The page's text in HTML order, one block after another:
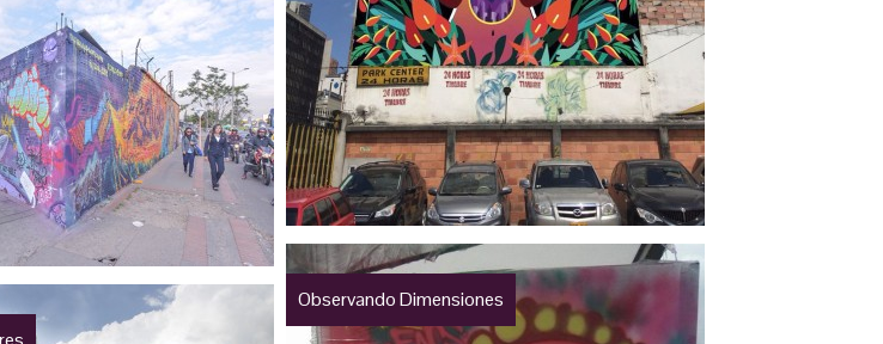
Observando Dimensiones